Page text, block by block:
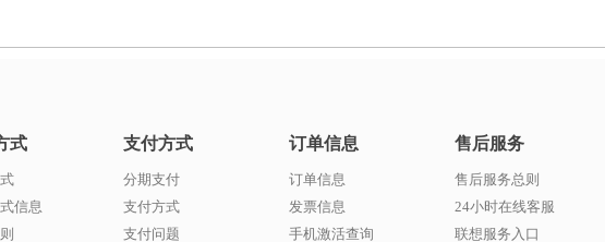
式
信息
支付方式
分期支付
支付方式
支付问题
订单信息
订单信息
发票信息
手机激活查询
售后服务
售后服务总则
24小时在线客服
联想服务入口